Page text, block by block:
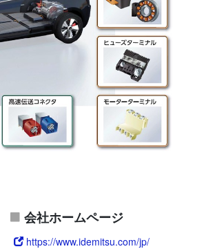
会社ホームページ
https://www.idemitsu.com/jp/